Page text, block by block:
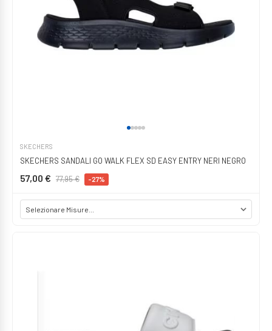
SKECHERS
SKECHERS SANDALI GO WALK FLEX SD EASY ENTRY NERI NEGRO
57,00 € 77,95 € -27%